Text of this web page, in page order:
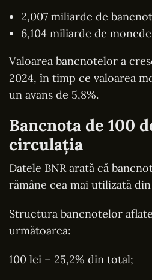
2,007 miliarde de
6,104 miliarde de
Valoarea bancnotelor a
2024, în timp ce valoarea
un avans de 5,8%.
Bancnota de 100
circulația
Datele BNR arată că
rămâne cea mai utilizată din
Structura bancnotelor
următoarea:
100 lei – 25,2% din total;